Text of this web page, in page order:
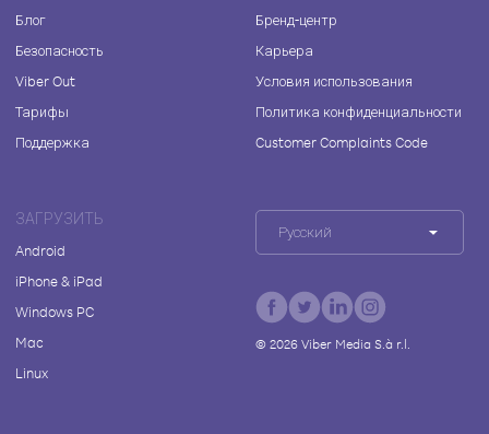
Блог
Безопасность
Viber Out
Тарифы
Поддержка
Бренд-центр
Карьера
Условия использования
Политика конфиденциальности
Customer Complaints Code
ЗАГРУЗИТЬ
Android
iPhone & iPad
Windows PC
Mac
Linux
Русский
© 2026Viber Media S.à r.l.